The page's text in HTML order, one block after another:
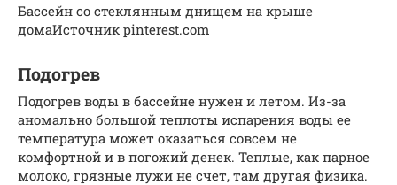
Бассейн со стеклянным днищем на крыше
домаИсточник pinterest.com
Подогрев
Подогрев воды в бассейне нужен и летом. Из-за
аномально большой теплоты испарения воды ее
температура может оказаться совсем не
комфортной и в погожий денек. Теплые, как парное
молоко, грязные лужи не счет, там другая физика.